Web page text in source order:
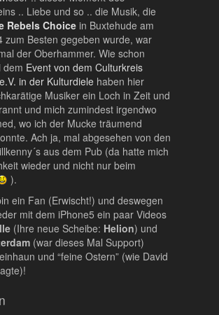
.. Liebe und so .. die Musik, die
Rebels Choicein Buxtehude am
zum Besten gegeben wurde, war
der Oberhammer. Wie schon
dem Event von dem Culturkreis
in der Kulturdiele haben hier
Musiker ein Loch in Zeit und
und mich zumindest irgendwo
wo ich der Mucke träumend
Ach ja, mal abgesehen von den
aus dem Pub (da hatte mich
wieder und nicht nur beim
).
ein Fan (Erwischt!) und deswegen
mit dem iPhone5 ein paar Videos
(Ihre neue Scheibe: Helion) und
(war dieses Mal Support)
und “feine Ostern” (wie David